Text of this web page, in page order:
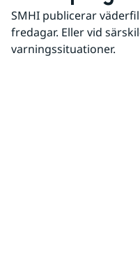
SMHI publicerar
fredagar. Eller vid
varningssituationer.